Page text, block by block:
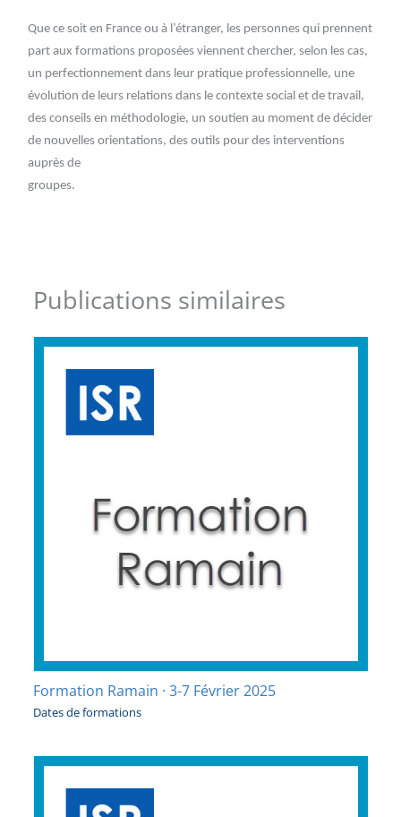
Que ce soit en France ou à l’étranger, les personnes qui prennent
part aux formations proposées viennent chercher, selon les cas,
un perfectionnement dans leur pratique professionnelle, une
évolution de leurs relations dans le contexte social et de travail,
des conseils en méthodologie, un soutien au moment de décider
de nouvelles orientations, des outils pour des interventions
auprès de
groupes.
Publications similaires
Formation Ramain · 3-7 Février 2025
Dates de formations